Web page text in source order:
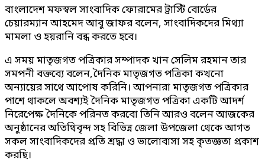
বাংলাদেশ মফস্বল সাংবাদিক ফোরামের ট্রাস্টি বোর্ডের
চেয়ারম্যান আহমেদ আবু জাফর বলেন, সাংবাদিকদের মিথ্যা
মামলা ও হয়রানি বন্ধ করতে হবে।
এ সময় মাতৃজগত পত্রিকার সম্পাদক খান সেলিম রহমান তার
সমপনী বক্তব্যে বলেন,দৈনিক মাতৃজগত পত্রিকা কখনো
অন্যায়ের সাথে আপোষ করিনি। আপনারা মাতৃজগত পত্রিকার
পাশে থাকলে অবশ্যই দৈনিক মাতৃজগত পত্রিকা একটি আদর্শ
নিরেপেক্ষ দৈনিকে পরিনত করবো তিনি আরও বলেন আজকের
অনুষ্ঠানের অতিথিবৃন্দ সহ বিভিন্ন জেলা উপজেলা থেকে আগত
সকল সাংবাদিকদের প্রতি শ্রদ্ধা ও ভালোবাসা সহ কৃতজ্ঞতা প্রকাশ
করছি।